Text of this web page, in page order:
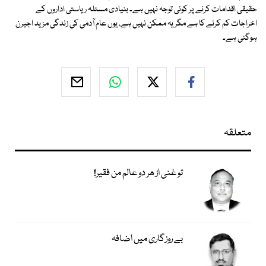
حقیقی اقدامات کرنے پر کوئی توجہ نہیں ہے۔ بنیادی مسئلہ ریاستی اداروں کے
اخراجات کم کرنے کا ہے مگر یہ ممکن نہیں ہے، یوں عام آدمی کی زندگی مزید اجیرن
ہوگئی ہے۔
متعلقہ
تو غنی از ھر دو عالم من فقیر!
بے روزگاری میں اضافہ